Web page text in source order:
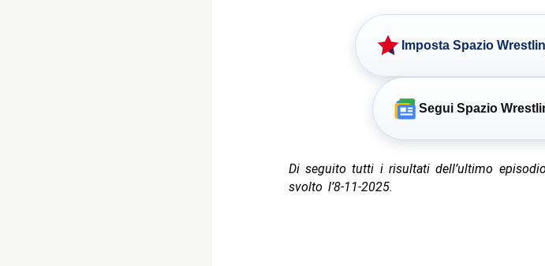
Imposta Spazio
Segui Spazio
Di seguito tutti i risultati dell’ultimo
svolto l’8-11-2025.